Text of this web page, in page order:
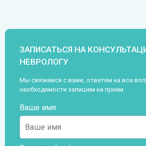
ЗАПИСАТЬСЯ НА
НЕВРОЛОГУ
Мы свяжемся с вами, ответим на все
необходимости запишем на прием
Ваше имя